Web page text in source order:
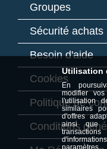
Groupes
Sécurité achats
Besoin d'aide
Cookies
Politique de
Conditions
Utilisation
En
modifier
l'utilisation
similaires
d'offres
ainsi que
paramètres,